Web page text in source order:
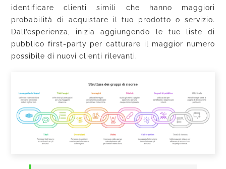
identificare clienti simili che hanno maggiori
probabilità di acquistare il tuo prodotto o servizio.
Dall’esperienza, inizia aggiungendo le tue liste di
pubblico first-party per catturare il maggior numero
possibile di nuovi clienti rilevanti.